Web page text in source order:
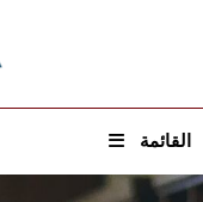
القائمة